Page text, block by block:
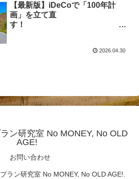
【最新版】iDeCoで「100年計
画」を立て直
す！
2026.04.30
ン研究室 No MONEY, No OLD
AGE!
お問い合わせ
ラン研究室 No MONEY, No OLD AGE!.